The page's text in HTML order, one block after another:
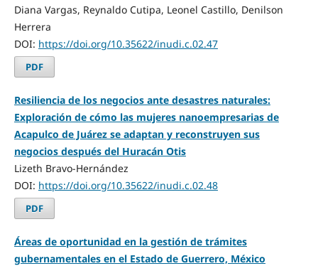
Diana Vargas, Reynaldo Cutipa, Leonel Castillo, Denilson
Herrera
DOI: https://doi.org/10.35622/inudi.c.02.47
PDF
Resiliencia de los negocios ante desastres naturales:
Exploración de cómo las mujeres nanoempresarias de
Acapulco de Juárez se adaptan y reconstruyen sus
negocios después del Huracán Otis
Lizeth Bravo-Hernández
DOI: https://doi.org/10.35622/inudi.c.02.48
PDF
Áreas de oportunidad en la gestión de trámites
gubernamentales en el Estado de Guerrero, México